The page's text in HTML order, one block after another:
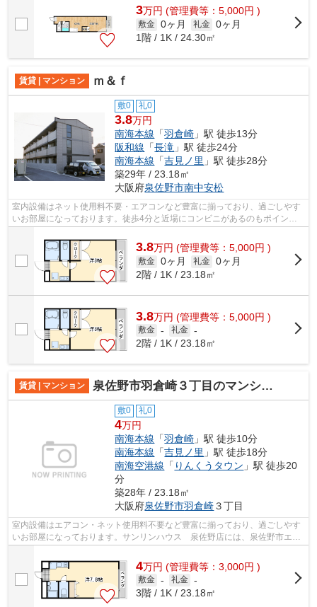
3万円 (管理費等：5,000円 )
敷金 0ヶ月 礼金 0ヶ月
1階 / 1K / 24.30㎡
賃貸 | マンション ｍ＆ｆ
敷0 礼0
3.8万円
南海本線 「羽倉崎 」駅 徒歩13分
阪和線 「長滝 」駅 徒歩24分
南海本線 「吉見ノ里 」駅 徒歩28分
築29年 / 23.18㎡
大阪府泉佐野市南中安松
室内設備はネット使用料不要・エアコンなど豊富に揃っており、過ごしやす
いお部屋になっております。徒歩4分と近場にコンビニがあるのもポイン
ト。
3.8万円 (管理費等：5,000円 )
敷金 0ヶ月 礼金 0ヶ月
2階 / 1K / 23.18㎡
3.8万円 (管理費等：5,000円 )
敷金 - 礼金 -
2階 / 1K / 23.18㎡
賃貸 | マンション 泉佐野市羽倉崎３丁目のマンション
敷0 礼0
4万円
南海本線 「羽倉崎 」駅 徒歩10分
南海本線 「吉見ノ里 」駅 徒歩18分
南海空港線 「 りんくうタウン 」駅 徒歩20
分
築28年 / 23.18㎡
大阪府泉佐野市羽倉崎３丁目
室内設備はエアコン・ネット使用料不要など豊富に揃っており、過ごしやす
いお部屋になっております。サンリンハウス 泉佐野店には、泉佐野市エリ
4万円 (管理費等：3,000円 )
敷金 - 礼金 -
3階 / 1K / 23.18㎡